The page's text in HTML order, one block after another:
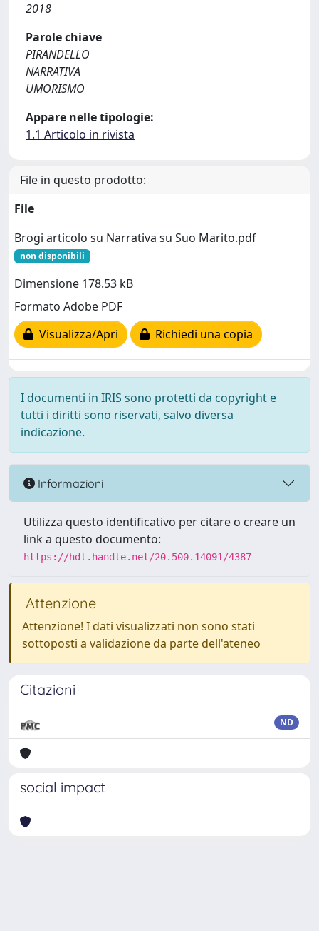
2018
Parole chiave
PIRANDELLO
NARRATIVA
UMORISMO
Appare nelle tipologie:
1.1 Articolo in rivista
File in questo prodotto:
File
Brogi articolo su Narrativa su Suo Marito.pdf
non disponibili
Dimensione 178.53 kB
Formato Adobe PDF
Visualizza/Apri
Richiedi una copia
I documenti in IRIS sono protetti da copyright e
tutti i diritti sono riservati, salvo diversa
indicazione.
Informazioni
Utilizza questo identificativo per citare o creare un
link a questo documento:
https://hdl.handle.net/20.500.14091/4387
Attenzione
Attenzione! I dati visualizzati non sono stati
sottoposti a validazione da parte dell'ateneo
Citazioni
ND
social impact